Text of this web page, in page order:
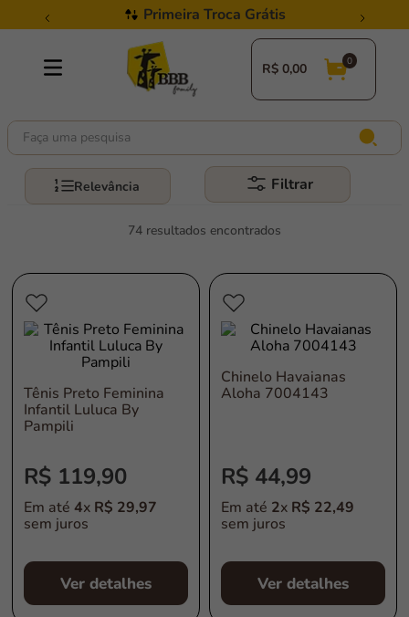
Primeira Troca Grátis
R$0,00
Faça uma pesquisa
Relevância Filtrar
74
Tênis Preto Feminina
Infantil Luluca By
Pampili
R$ 119,90
Em até 4x R$ 29,97
sem juros
Ver detalhes
Chinelo Havaianas
Aloha 7004143
R$ 44,99
Em até 2x R$ 22,49
sem juros
Ver detalhes